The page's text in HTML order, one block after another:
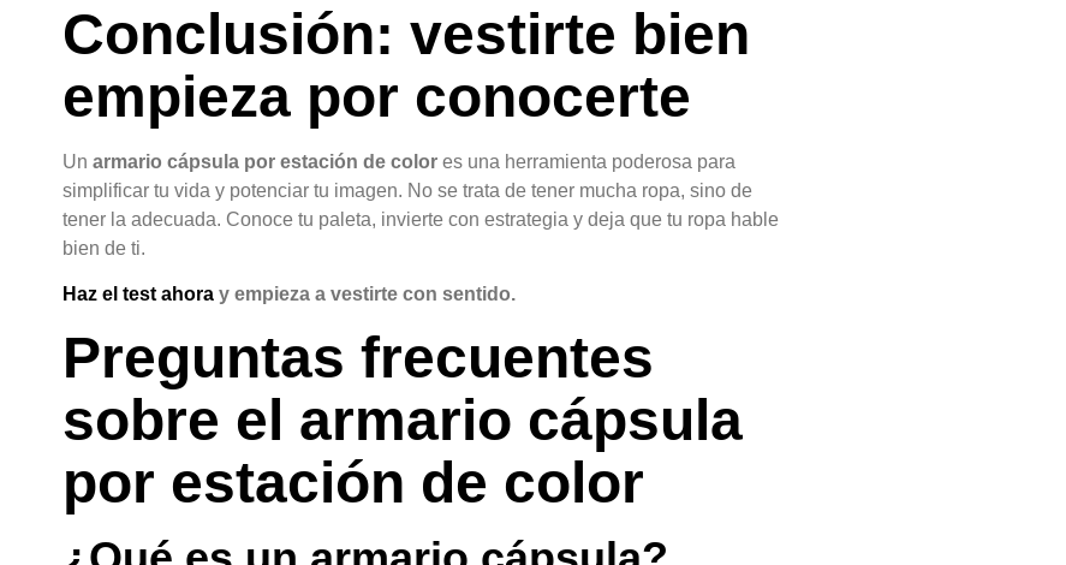
Conclusión: vestirte bien
empieza por conocerte
Un armario cápsula por estación de color es una herramienta poderosa para
simplificar tu vida y potenciar tu imagen. No se trata de tener mucha ropa, sino de
tener la adecuada. Conoce tu paleta, invierte con estrategia y deja que tu ropa hable
bien de ti.
Haz el test ahora y empieza a vestirte con sentido.
Preguntas frecuentes
sobre el armario cápsula
por estación de color